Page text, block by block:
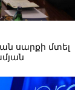
սարքի մտել